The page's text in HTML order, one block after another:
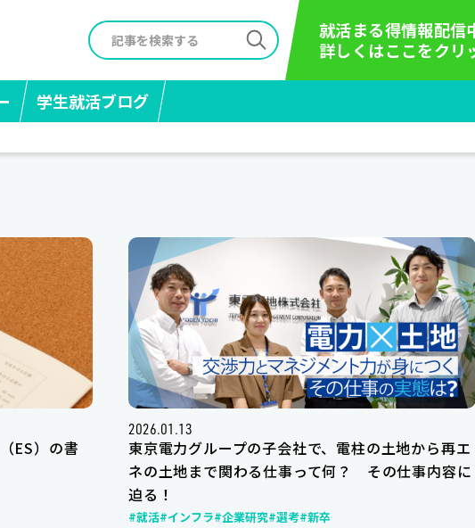
就活まる得情報配信
詳しくはここをクリ
学生就活ブログ
ES）の書
2026.01.13
東京電力グループの子会社で、電柱の土地から再エ
ネの土地まで関わる仕事って何？ その仕事内容に
迫る！
#就活#インフラ#企業研究#選考#新卒